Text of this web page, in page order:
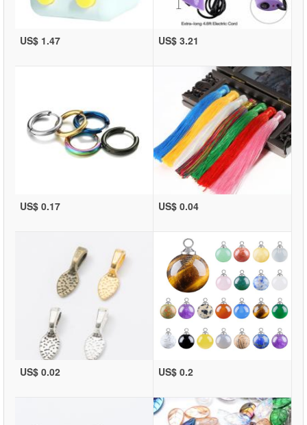
US$ 1.47 US$ 3.21
US$ 0.17 US$ 0.04
US$ 0.02 US$ 0.2